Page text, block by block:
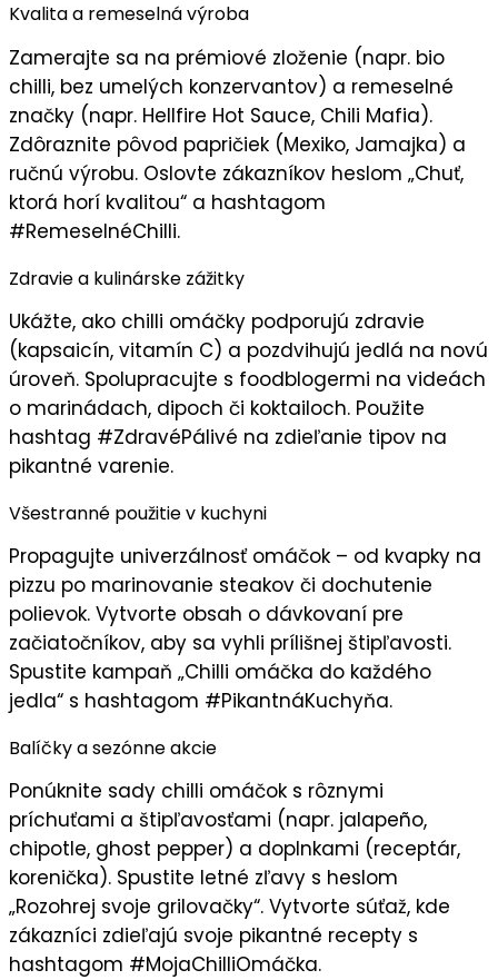
Kvalita a remeselná výroba
Zamerajte sa na prémiové zloženie (napr. bio
chilli, bez umelých konzervantov) a remeselné
značky (napr. Hellfire Hot Sauce, Chili Mafia).
Zdôraznite pôvod papričiek (Mexiko, Jamajka) a
ručnú výrobu. Oslovte zákazníkov heslom „Chuť,
ktorá horí kvalitou“ a hashtagom
#RemeselnéChilli.
Zdravie a kulinárske zážitky
Ukážte, ako chilli omáčky podporujú zdravie
(kapsaicín, vitamín C) a pozdvihujú jedlá na novú
úroveň. Spolupracujte s foodblogermi na videách
o marinádach, dipoch či koktailoch. Použite
hashtag #ZdravéPálivé na zdieľanie tipov na
pikantné varenie.
Všestranné použitie v kuchyni
Propagujte univerzálnosť omáčok – od kvapky na
pizzu po marinovanie steakov či dochutenie
polievok. Vytvorte obsah o dávkovaní pre
začiatočníkov, aby sa vyhli prílišnej štipľavosti.
Spustite kampaň „Chilli omáčka do každého
jedla“ s hashtagom #PikantnáKuchyňa.
Balíčky a sezónne akcie
Ponúknite sady chilli omáčok s rôznymi
príchuťami a štipľavosťami (napr. jalapeño,
chipotle, ghost pepper) a doplnkami (receptár,
korenička). Spustite letné zľavy s heslom
„Rozohrej svoje grilovačky“. Vytvorte súťaž, kde
zákazníci zdieľajú svoje pikantné recepty s
hashtagom #MojaChilliOmáčka.